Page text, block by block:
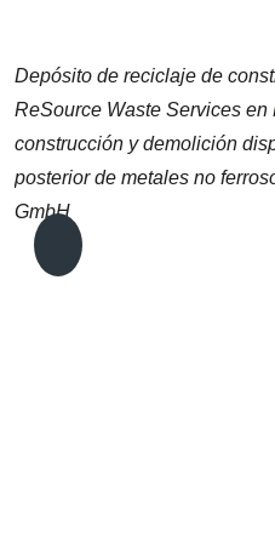
Depósito de reciclaje de
ReSource Waste Services
construcción y demolición
posterior de metales no
GmbH